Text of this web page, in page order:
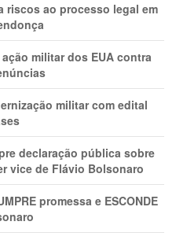
riscos ao processo legal em
militar dos EUA contra
militar com edital
declaração pública sobre
vice de Flávio Bolsonaro
promessa e ESCONDE